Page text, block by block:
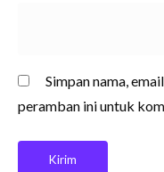
Simpan nama,
peramban ini untuk